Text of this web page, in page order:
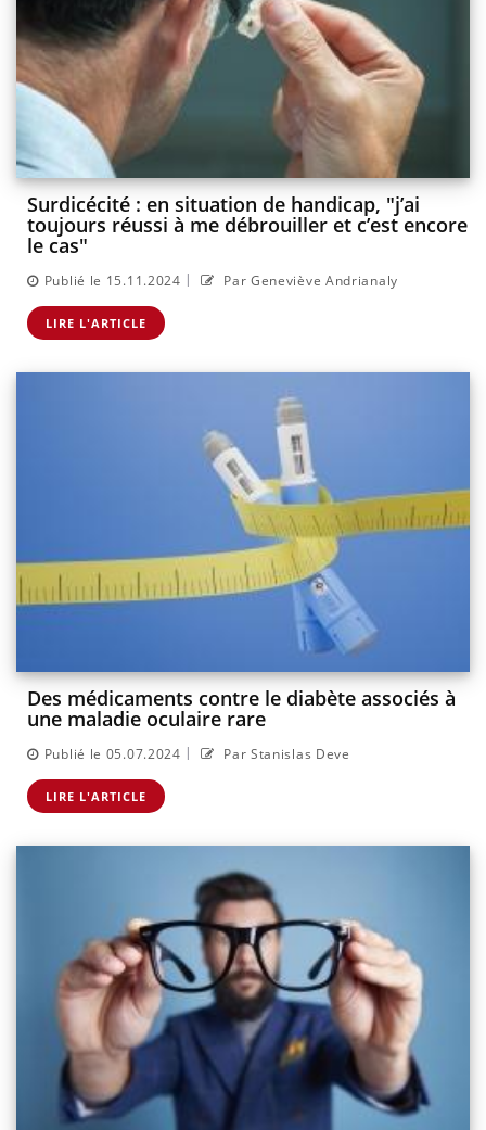
Surdicécité : en situation de handicap, "j’ai
toujours réussi à me débrouiller et c’est encore
le cas"
Publié le 15.11.2024 | Par Geneviève Andrianaly
LIRE L'ARTICLE
Des médicaments contre le diabète associés à
une maladie oculaire rare
Publié le 05.07.2024 | Par Stanislas Deve
LIRE L'ARTICLE